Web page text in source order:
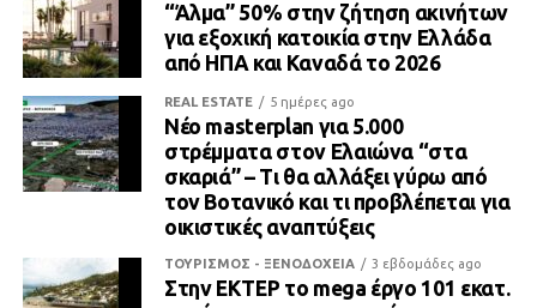
“Άλμα” 50% στην ζήτηση ακινήτων
για εξοχική κατοικία στην Ελλάδα
από ΗΠΑ και Καναδά το 2026
REAL ESTATE 5 ημέρες ago
Νέο masterplan για 5.000
στρέμματα στον Ελαιώνα “στα
σκαριά” – Τι θα αλλάξει γύρω από
τον Βοτανικό και τι προβλέπεται για
οικιστικές αναπτύξεις
ΤΟΥΡΙΣΜΟΣ - ΞΕΝΟΔΟΧΕΙΑ 3 εβδομάδες ago
Στην ΕΚΤΕΡ το mega έργο 101 εκατ.